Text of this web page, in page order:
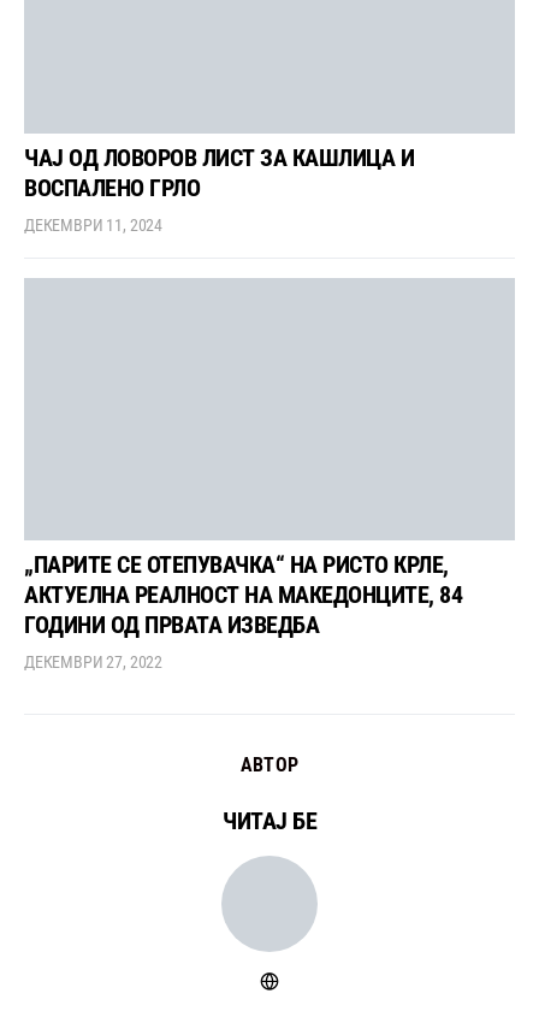
ЧАЈ ОД ЛОВОРОВ ЛИСТ ЗА КАШЛИЦА И
ВОСПАЛЕНО ГРЛО
ДЕКЕМВРИ 11, 2024
„ПАРИТЕ СЕ ОТЕПУВАЧКА“ НА РИСТО КРЛЕ,
АКТУЕЛНА РЕАЛНОСТ НА МАКЕДОНЦИТЕ, 84
ГОДИНИ ОД ПРВАТА ИЗВЕДБА
ДЕКЕМВРИ 27, 2022
АВТОР
ЧИТАЈ БЕ